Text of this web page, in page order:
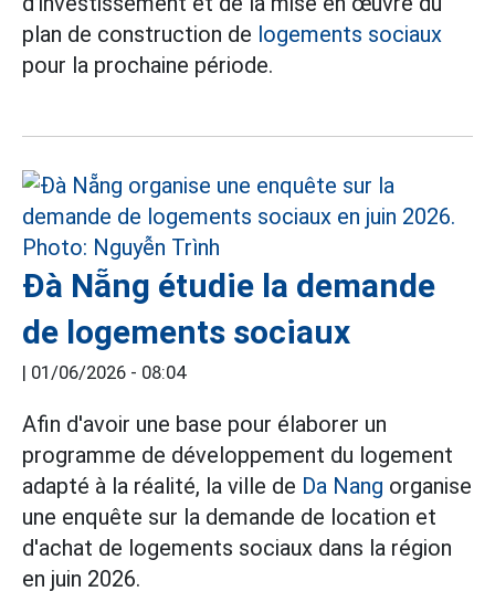
plan de construction de logements sociaux
pour la prochaine période.
Đà Nẵng étudie la demande
de logements sociaux
01/06/2026 - 08:04
Afin d'avoir une base pour élaborer un
programme de développement du logement
adapté à la réalité, la ville de Da Nang organise
une enquête sur la demande de location et
d'achat de logements sociaux dans la région
en juin 2026.